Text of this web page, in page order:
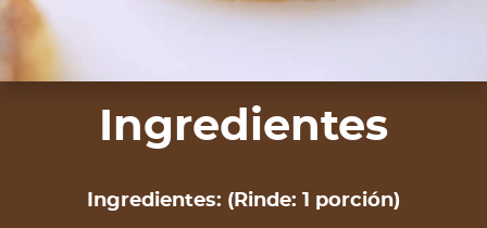
Ingredientes
Ingredientes: (Rinde: 1 porción)